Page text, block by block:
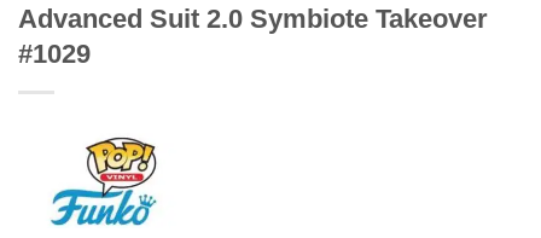
Advanced Suit 2.0 Symbiote Takeover
#1029